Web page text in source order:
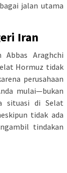
jalan utama
Iran
Araghchi
Hormuz tidak
perusahaan
mulai—bukan
situasi di Selat
tidak ada
tindakan